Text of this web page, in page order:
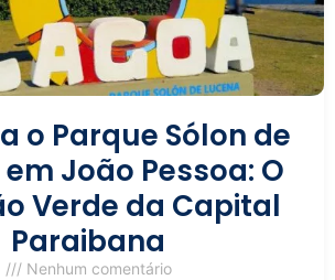
o Parque Sólon de
João Pessoa: O
Verde da Capital
Paraibana
Nenhum comentário